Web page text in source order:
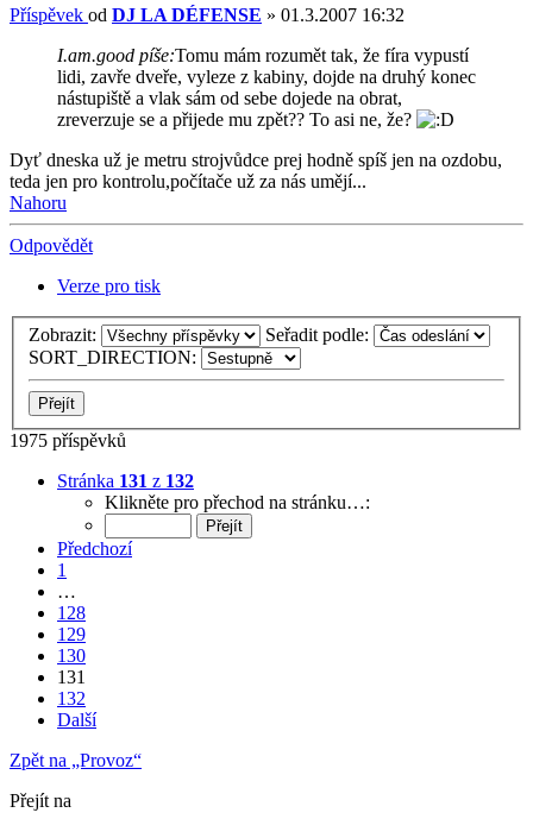
Příspěvek od DJ LA DÉFENSE » 01.3.2007 16:32
I.am.good píše:Tomu mám rozumět tak, že fíra vypustí
lidi, zavře dveře, vyleze z kabiny, dojde na druhý konec
nástupiště a vlak sám od sebe dojede na obrat,
zreverzuje se a přijede mu zpět?? To asi ne, že?
Dyť dneska už je metru strojvůdce prej hodně spíš jen na ozdobu,
teda jen pro kontrolu,počítače už za nás umějí...
Nahoru
Odpovědět
Verze pro tisk
Zobrazit:
Seřadit podle:
SORT_DIRECTION:
1975 příspěvků
Stránka 131 z 132
Klikněte pro přechod na stránku…:
Předchozí
1
…
128
129
130
131
132
Další
Zpět na „Provoz“
Přejít na